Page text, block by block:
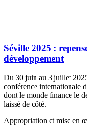
Séville 2025 :
développement
Du 30 juin au 3 juillet
conférence internationale
dont le monde finance le
laissé de côté.
Appropriation et mise en